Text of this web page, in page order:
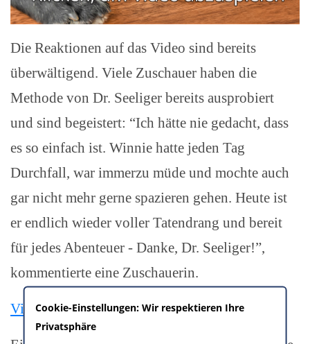
Die Reaktionen auf das Video sind bereits
überwältigend. Viele Zuschauer haben die
Methode von Dr. Seeliger bereits ausprobiert
und sind begeistert: “Ich hätte nie gedacht, dass
es so einfach ist. Winnie hatte jeden Tag
Durchfall, war immerzu müde und mochte auch
gar nicht mehr gerne spazieren gehen. Heute ist
er endlich wieder voller Tatendrang und bereit
für jedes Abenteuer - Danke, Dr. Seeliger!”,
kommentierte eine Zuschauerin.
Video hier anschauen
Cookie-Einstellungen: Wir respektieren Ihre
Privatsphäre